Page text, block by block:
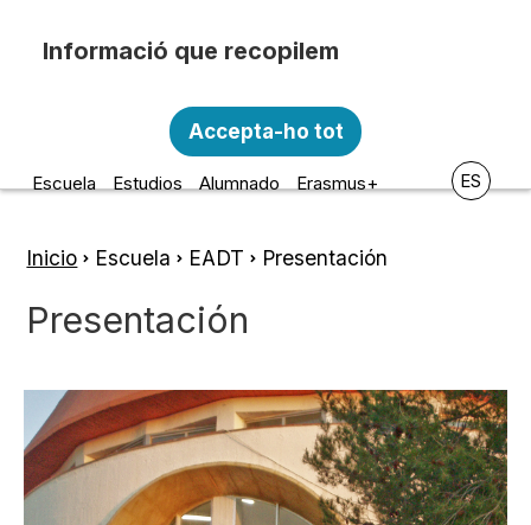
Escola d'Art i Disseny de la
Diputació a Tarragona
Escuela Estudios Alumnado Erasmus+ ES
de
Inicio Escuela EADT Presentación
Presentación
personal amb les següents finalitats:
Funcionalitat, Analítica.
Accepta-ho tot